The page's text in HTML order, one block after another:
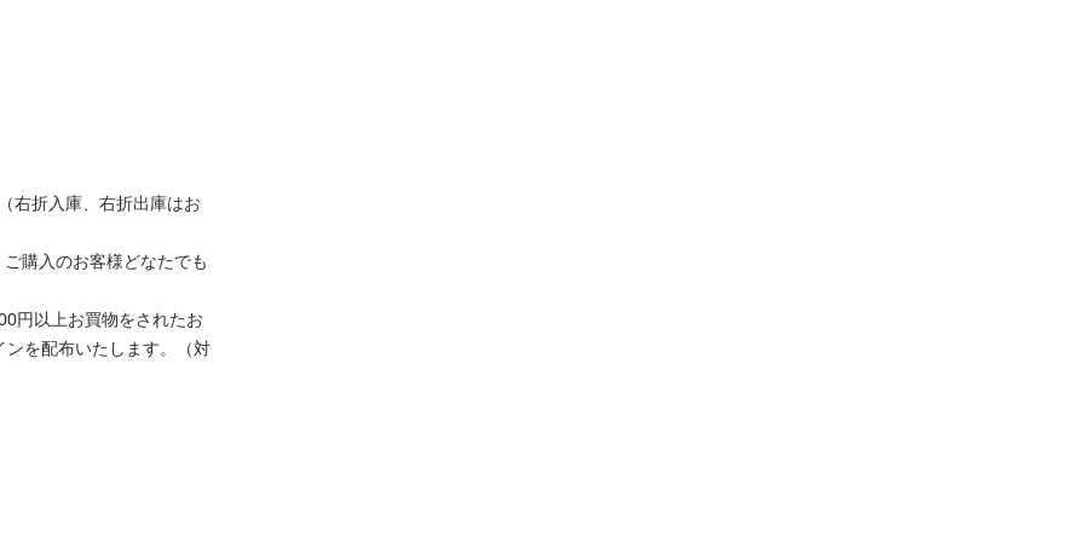
右折入庫、右折出庫はお
購入のお客様どなたでも
円以上お買物をされたお
を配布いたします。（対